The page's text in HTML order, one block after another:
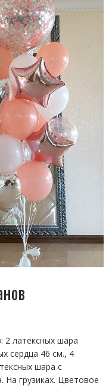
2 латексных шара
сердца 46 см., 4
шара с
На грузиках. Цветовое